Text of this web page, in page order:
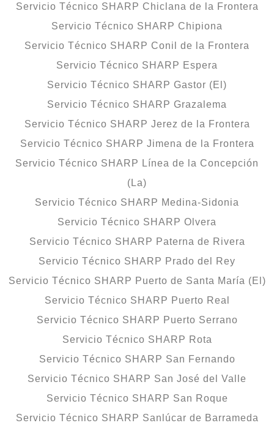
Servicio Técnico SHARP Chiclana de la Frontera
Servicio Técnico SHARP Chipiona
Servicio Técnico SHARP Conil de la Frontera
Servicio Técnico SHARP Espera
Servicio Técnico SHARP Gastor (El)
Servicio Técnico SHARP Grazalema
Servicio Técnico SHARP Jerez de la Frontera
Servicio Técnico SHARP Jimena de la Frontera
Servicio Técnico SHARP Línea de la Concepción
(La)
Servicio Técnico SHARP Medina-Sidonia
Servicio Técnico SHARP Olvera
Servicio Técnico SHARP Paterna de Rivera
Servicio Técnico SHARP Prado del Rey
Servicio Técnico SHARP Puerto de Santa María (El)
Servicio Técnico SHARP Puerto Real
Servicio Técnico SHARP Puerto Serrano
Servicio Técnico SHARP Rota
Servicio Técnico SHARP San Fernando
Servicio Técnico SHARP San José del Valle
Servicio Técnico SHARP San Roque
Servicio Técnico SHARP Sanlúcar de Barrameda